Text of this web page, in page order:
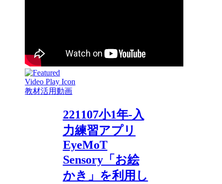
教材活用動画
221107小1年-入
力練習アプリ
EyeMoT
Sensory「お絵
かき」を利用し